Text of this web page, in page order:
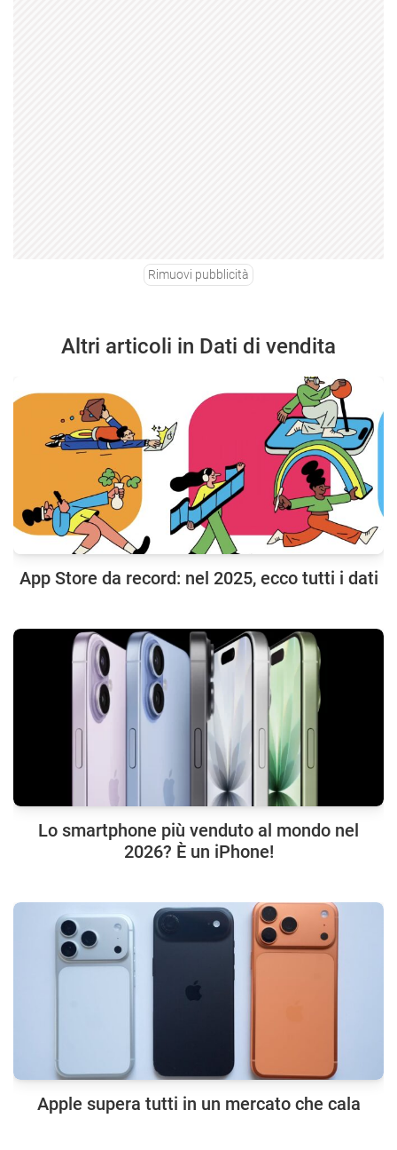
Rimuovi pubblicità
Altri articoli in Dati di vendita
App Store da record: nel 2025, ecco tutti i dati
Lo smartphone più venduto al mondo nel
2026? È un iPhone!
Apple supera tutti in un mercato che cala